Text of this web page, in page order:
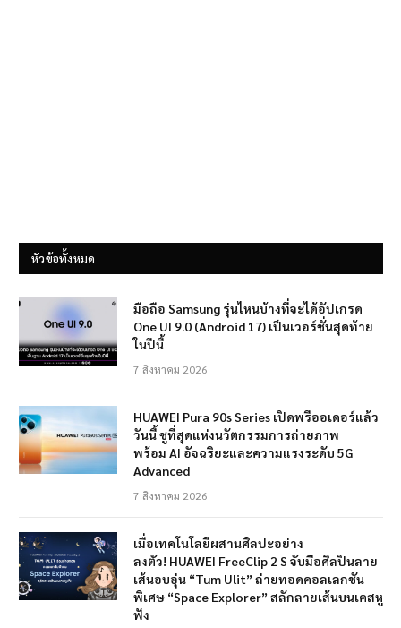
หัวข้อทั้งหมด
มือถือ Samsung รุ่นไหนบ้างที่จะได้อัปเกรด
One UI 9.0 (Android 17) เป็นเวอร์ชั่นสุดท้าย
ในปีนี้
7 สิงหาคม 2026
HUAWEI Pura 90s Series เปิดพรีออเดอร์แล้ว
วันนี้ ชูที่สุดแห่งนวัตกรรมการถ่ายภาพ
พร้อม AI อัจฉริยะและความแรงระดับ 5G
Advanced
7 สิงหาคม 2026
เมื่อเทคโนโลยีผสานศิลปะอย่าง
ลงตัว! HUAWEI FreeClip 2 S จับมือศิลปินลาย
เส้นอบอุ่น “Tum Ulit” ถ่ายทอดคอลเลกชัน
พิเศษ “Space Explorer” สลักลายเส้นบนเคสหู
ฟัง